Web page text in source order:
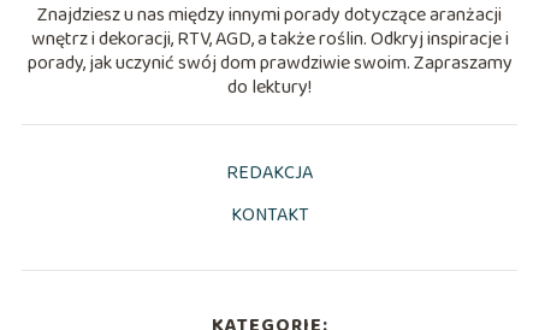
Znajdziesz u nas między innymi porady dotyczące aranżacji
wnętrz i dekoracji, RTV, AGD, a także roślin. Odkryj inspiracje i
porady, jak uczynić swój dom prawdziwie swoim. Zapraszamy
do lektury!
REDAKCJA
KONTAKT